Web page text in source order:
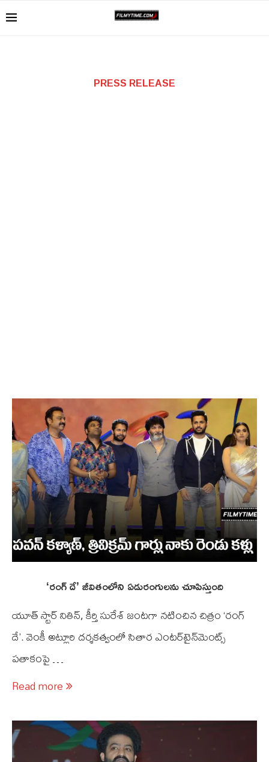
PRESS RELEASE
‘రంగ్‌ దే’ జీవితంలోని ఏడురంగులను చూపిస్తుంది
యూత్ స్టార్ నితిన్‌, కీర్తి సురేశ్‌ జంటగా నటించిన చిత్రం ‘రంగ్‌
దే’. వెంకీ అట్లూరి దర్శకత్వంలో సితార ఎంటర్‌టైన్‌మెంట్స్‌
పతాకంపై …
Read more